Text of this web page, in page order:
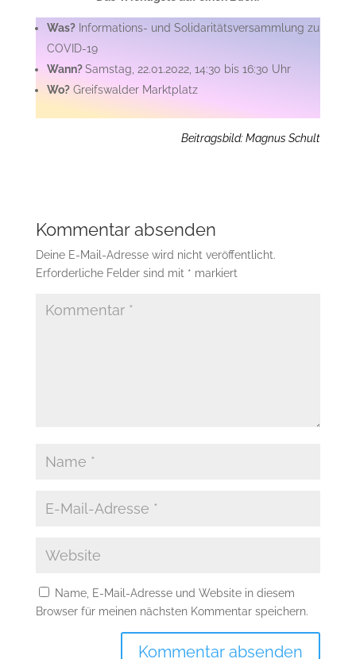
Was?Informations- und Solidaritätsversammlung zu
COVID-19
Wann?Samstag, 22.01.2022, 14:30 bis 16:30 Uhr
Wo?Greifswalder Marktplatz
Beitragsbild: Magnus Schult
Kommentar absenden
Deine E-Mail-Adresse wird nicht veröffentlicht.
Erforderliche Felder sind mit * markiert
Name, E-Mail-Adresse und Website in diesem
Browser für meinen nächsten Kommentar speichern.